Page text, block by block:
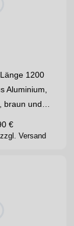
1200
Aluminium,
braun und…
zzgl. Versand
€